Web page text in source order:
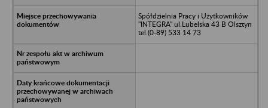
Spółdzielnia Pracy i Użytkowników
"INTEGRA" ul.Lubelska 43 B Olsztyn
tel.(0-89) 533 14 73